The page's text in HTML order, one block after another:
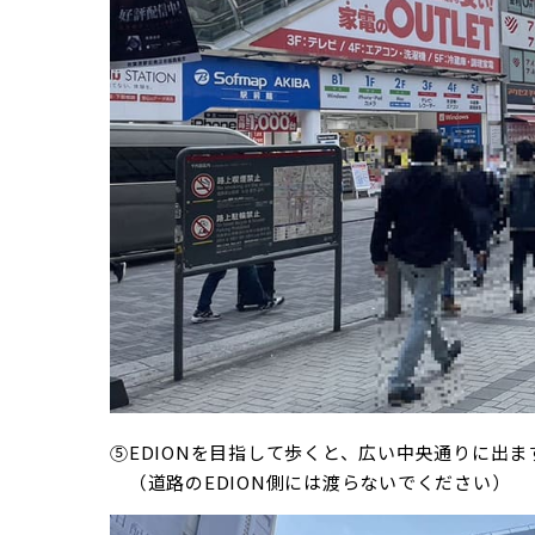
⑤EDIONを目指して歩くと、広い中央通りに出ま
（道路のEDION側には渡らないでください）